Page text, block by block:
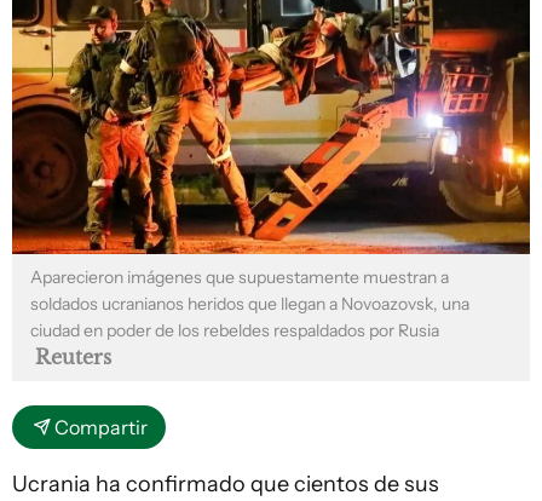
Aparecieron imágenes que supuestamente muestran a
soldados ucranianos heridos que llegan a Novoazovsk, una
ciudad en poder de los rebeldes respaldados por Rusia
Reuters
Compartir
Ucrania ha confirmado que cientos de sus